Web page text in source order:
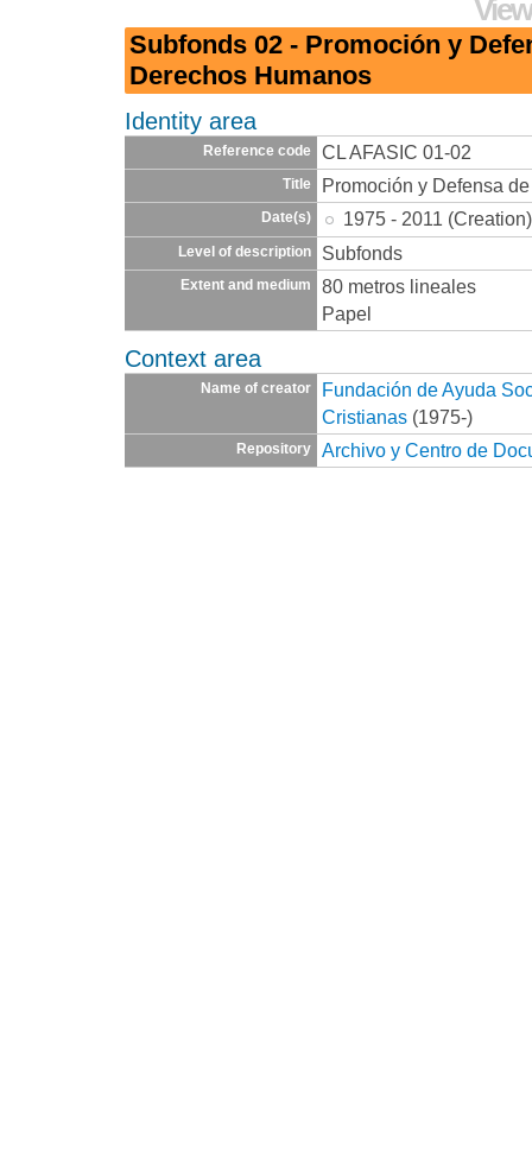
Subfonds 02 - Promoción y
Derechos Humanos
Identity area
Reference code CL AFASIC 01-02
Title Promoción y Defensa
Date(s) 1975 - 2011 (Creation)
Level of description Subfonds
Extent and medium
80 metros lineales
Papel
Context area
Name of creator
Fundación de Ayuda
Cristianas (1975-)
Repository Archivo y Centro de